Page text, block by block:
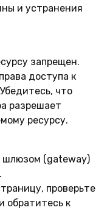
и устранения
запрещен.
доступа к
что
разрешает
ресурсу.
шлюзом (gateway)
проверьте
обратитесь к